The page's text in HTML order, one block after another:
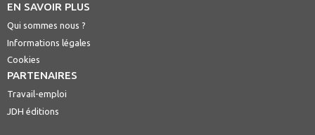
EN SAVOIR PLUS
Qui sommes nous ?
Informations légales
Cookies
PARTENAIRES
Travail-emploi
JDH éditions